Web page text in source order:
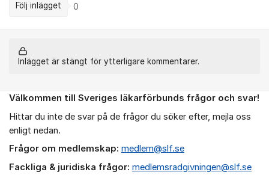
Följ inlägget 0
Inlägget är stängt för ytterligare kommentarer.
Om forumet
Välkommen till Sveriges läkarförbunds frågor och svar!
Hittar du inte de svar på de frågor du söker efter, mejla oss
enligt nedan.
Frågor om medlemskap: medlem@slf.se
Fackliga & juridiska frågor: medlemsradgivningen@slf.se